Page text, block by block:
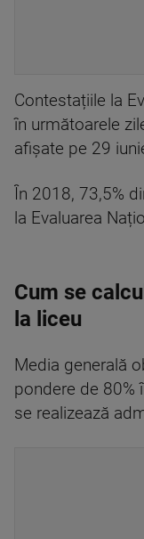
Contestațiile la
în următoarele
afișate pe 29
În 2018, 73,5%
la Evaluarea
Cum se
la liceu
Media generală
pondere de 80%
se realizează